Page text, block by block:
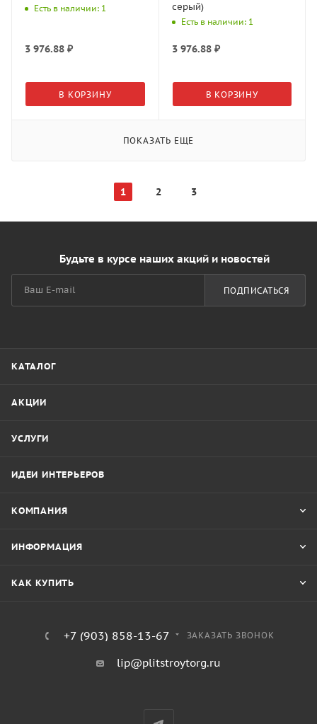
Есть в наличии: 1
3 976.88 ₽
В КОРЗИНУ
серый)
Есть в наличии: 1
3 976.88₽
В КОРЗИНУ
ПОКАЗАТЬ ЕЩЕ
1 2 3
Будьте в курсе наших акций и новостей
ПОДПИСАТЬСЯ
КАТАЛОГ
АКЦИИ
УСЛУГИ
ИДЕИ ИНТЕРЬЕРОВ
КОМПАНИЯ
ИНФОРМАЦИЯ
КАК КУПИТЬ
+7 (903) 858-13-67 ЗАКАЗАТЬ ЗВОНОК
lip@plitstroytorg.ru